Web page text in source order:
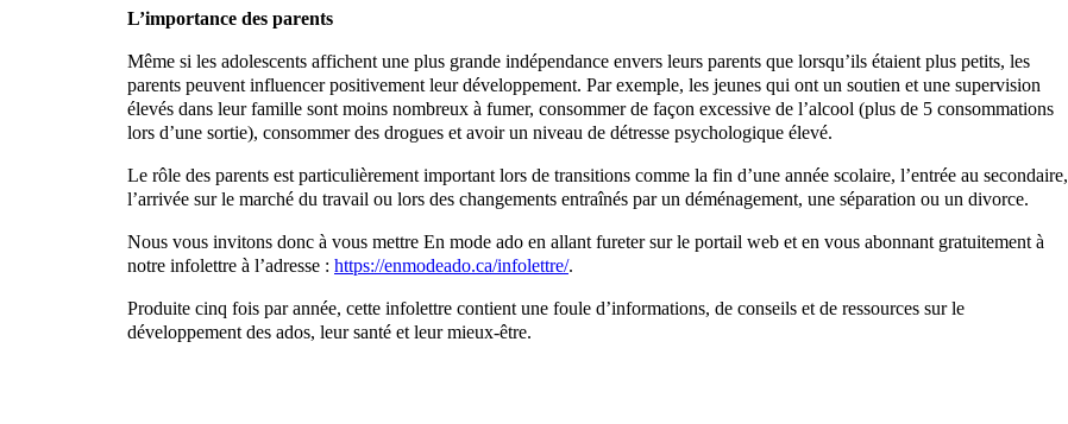
L’importance des parents
Même si les adolescents affichent une plus grande indépendance envers leurs parents que lorsqu’ils étaient plus petits, les
parents peuvent influencer positivement leur développement. Par exemple, les jeunes qui ont un soutien et une supervision
élevés dans leur famille sont moins nombreux à fumer, consommer de façon excessive de l’alcool (plus de 5 consommations
lors d’une sortie), consommer des drogues et avoir un niveau de détresse psychologique élevé.
Le rôle des parents est particulièrement important lors de transitions comme la fin d’une année scolaire, l’entrée au secondaire,
l’arrivée sur le marché du travail ou lors des changements entraînés par un déménagement, une séparation ou un divorce.
Nous vous invitons donc à vous mettre En mode ado en allant fureter sur le portail web et en vous abonnant gratuitement à
notre infolettre à l’adresse : https://enmodeado.ca/infolettre/.
Produite cinq fois par année, cette infolettre contient une foule d’informations, de conseils et de ressources sur le
développement des ados, leur santé et leur mieux-être.